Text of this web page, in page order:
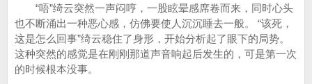
“唔”绮云突然一声闷哼，一股眩晕感席卷而来，同时心头
也不断涌出一种恶心感，仿佛要使人沉沉睡去一般。 “该死，
这是怎么回事”绮云稳住了身形，开始分析起了眼下的局势。
这种突然的感觉是在刚刚那道声音响起后发生的，可是第一次
的时候根本没事。